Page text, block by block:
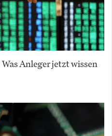
Anleger jetzt wissen